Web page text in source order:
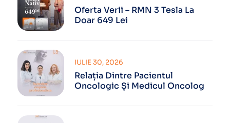
Oferta Verii – RMN 3 Tesla La
Doar 649 Lei
Relația Dintre Pacientul
Oncologic Și Medicul Oncolog
IULIE 30, 2026